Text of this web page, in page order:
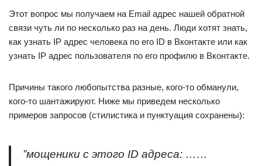
Этот вопрос мы получаем на Email адрес нашей обратной
связи чуть ли по несколько раз на день. Люди хотят знать,
как узнать IP адрес человека по его ID в Вконтакте или как
узнать IP адрес пользователя по его профилю в Вконтакте.
Причины такого любопытства разные, кого-то обманули,
кого-то шантажируют. Ниже мы приведем несколько
примеров запросов (стилистика и пунктуация сохранены):
”мощеники с этого ID адреса: ……